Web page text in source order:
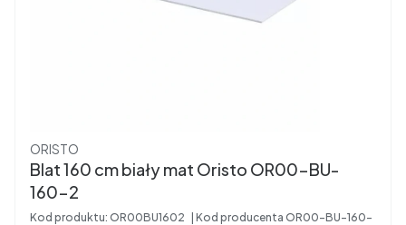
Producent
ORISTO
Blat 160 cm biały mat Oristo OR00-BU-
160-2
Kod produktu: OR00BU1602 Kod producenta OR00-BU-160-